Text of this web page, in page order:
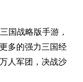
国战略版手游，
多的强力三国经
人军团，决战沙
国乱世纷争，尔